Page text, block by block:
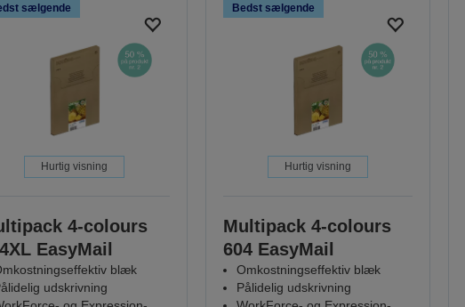
sælgende
Hurtig visning
4-colours
EasyMail
blæk
udskrivning
Bedst sælgende
Hurtig visning
Multipack 4-colours
604 EasyMail
Omkostningseffektiv blæk
Pålidelig udskrivning